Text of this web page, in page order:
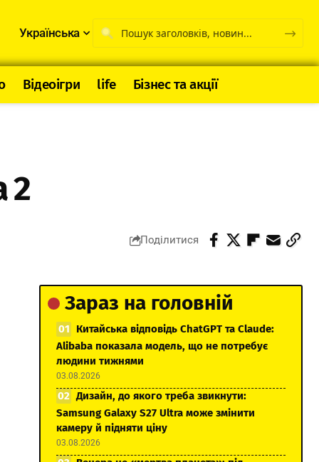
Українська
Відеоігри life Бізнес та акції
2
Поділитися
Зараз на головній
Китайська відповідь ChatGPT та Claude:
Alibaba показала модель, що не потребує
людини тижнями
03.08.2026
Дизайн, до якого треба звикнути:
Samsung Galaxy S27 Ultra може змінити
камеру й підняти ціну
03.08.2026